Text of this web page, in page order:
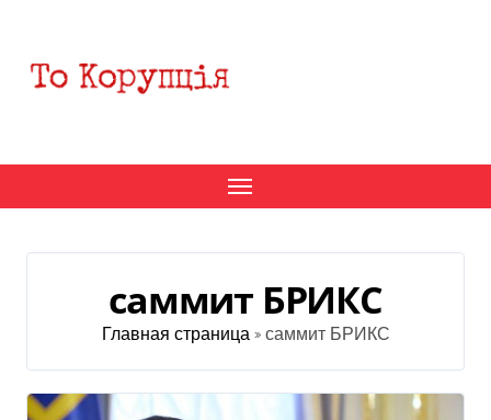
содержанию
саммит БРИКС
Главная страница» саммит БРИКС